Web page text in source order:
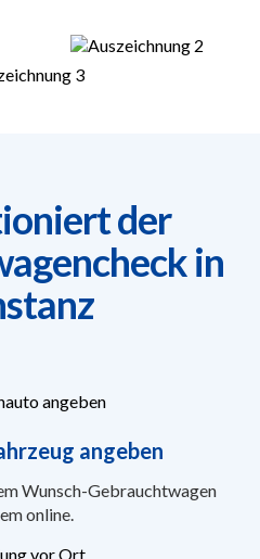
der
in
angeben
Wunsch-Gebrauchtwagen
online.